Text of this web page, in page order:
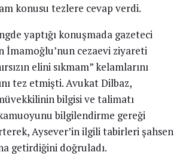
konusu tezlere cevap verdi.
yaptığı konuşmada gazeteci
İmamoğlu’nun cezaevi ziyareti
elini sıkmam” kelamlarını
tez etmişti. Avukat Dilbaz,
bilgisi ve talimatı
bilgilendirme gereği
Aysever’in ilgili tabirleri şahsen
getirdiğini doğruladı.